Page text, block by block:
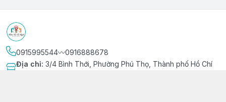
0915995544〰️0916888678
Địa chỉ: 3/4 Bình Thới, Phường Phú Thọ, Thành phố Hồ Chí